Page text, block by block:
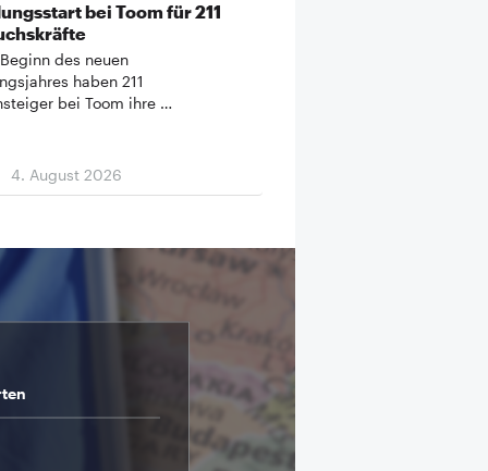
bei Toom für 211
des neuen
haben 211
bei Toom ihre …
4. August 2026